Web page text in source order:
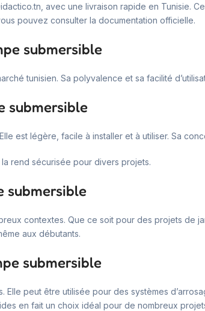
avec une livraison rapide en Tunisie.
pouvez consulter la documentation officielle.
submersible
tunisien. Sa polyvalence et sa facilité
submersible
est légère, facile à installer et à utiliser. Sa
rend sécurisée pour divers projets.
submersible
contextes. Que ce soit pour des projets de
aux débutants.
submersible
Elle peut être utilisée pour des systèmes
en fait un choix idéal pour de nombreux